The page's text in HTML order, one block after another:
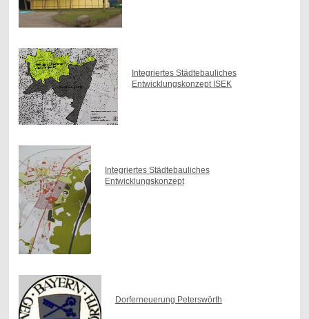
Integriertes Städtebauliches
Entwicklungskonzept ISEK
Integriertes Städtebauliches
Entwicklungskonzept
Dorferneuerung Peterswörth